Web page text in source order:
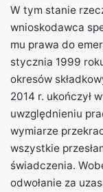
W tym stanie
wnioskodawca
mu prawa do
stycznia 1999
okresów
2014 r. ukończył
uwzględnieniu
wymiarze
wszystkie
świadczenia.
odwołanie za